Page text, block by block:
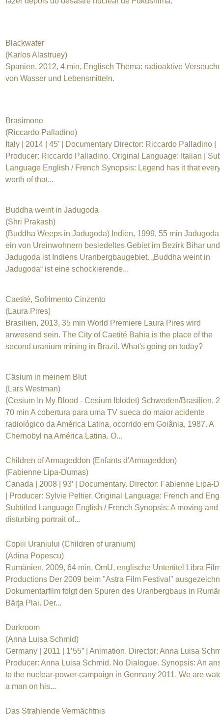
Blackwater
(Karlos Alastruey)
Spanien, 2012, 4 min, Englisch Thema: radioaktive
von Wasser und Lebensmitteln.
Brasimone
(Riccardo Palladino)
Italy | 2014 | 45’ | Documentary Director: Riccardo Palladino |
Producer: Riccardo Palladino. Original Language: Italian |
Language English / French Synopsis: Legend has it that
worth of that...
Buddha weint in Jadugoda
(Shri Prakash)
(Buddha Weeps in Jadugoda) Indien, 1999, 55 min
ein von Ureinwohnern besiedeltes Gebiet im Bezirk Bihar und
Jadugoda ist Indiens Uranbergbaugebiet. „Buddha weint in
Jadugoda“ ist eine schockierende...
Caetité, Sofrimento Cinzento
(Laura Pires)
Brasilien, 2013, 35 min World Premiere Laura Pires wird
anwesend sein. The City of Caetité Bahia is the place of the
second uranium mining in Brazil. What's going on today?
Cäsium in meinem Blut
(Lars Westman)
(Cesium In My Blood - Cesium Iblodet) Schweden/Brasilien,
70 min A cobertura para uma TV sueca do maior acidente
radiológico da América Latina, ocorrido em Goiânia, 1987. A
Chernobyl na América Latina. O...
Children of Armageddon (Enfants d'Armageddon)
(Fabienne Lipa-Dumas)
Canada | 2008 | 93’ | Documentary. Director: Fabienne Lipa-
| Producer: Sylvie Peltier. Original Language: French and
Subtitled Language English / French Synopsis: A moving and
disturbing portrait of...
Copiii Uraniului (Children of uranium)
(Adina Popescu)
Rumänien, 2009, 64 min, OmU, englische Untertitel Libra
Productions Der 2009 beim "Astra Film Festival"
Dokumentarfilm folgt den Spuren des Uranbergbaus in
Băiţa Plai. Der...
Darkroom
(Anna Luisa Schmid)
Germany | 2011 | 1’55” | Animation. Director: Anna Luisa
Producer: Anna Luisa Schmid. No Dialogue. Synopsis: An
to the nuclear-power-campaign in Germany 2011. We are
a man on his...
Das Strahlende Vermächtnis